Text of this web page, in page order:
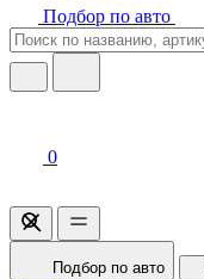
Подбор по авто
0
Подбор по авто